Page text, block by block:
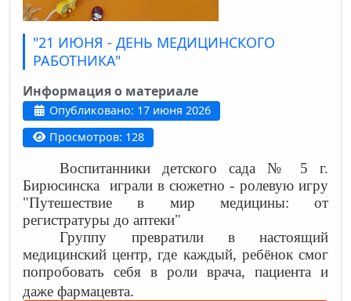
"21 ИЮНЯ - ДЕНЬ МЕДИЦИНСКОГО
РАБОТНИКА"
Информация о материале
Опубликовано: 17 июня 2026
Просмотров: 128
Воспитанники детского сада № 5 г.
Бирюсинска
играли в сюжетно - ролевую игру
"Путешествие в мир медицины: от
регистратуры до аптеки"
Группу превратили в настоящий
медицинский центр, где каждый, ребёнок смог
попробовать себя в роли врача, пациента и
даже фармацевта.